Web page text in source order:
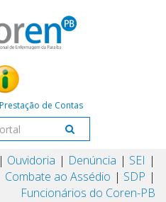
de Contas
Ouvidoria Denúncia
SEI
Combate ao Assédio
SDP
Funcionários do Coren-PB